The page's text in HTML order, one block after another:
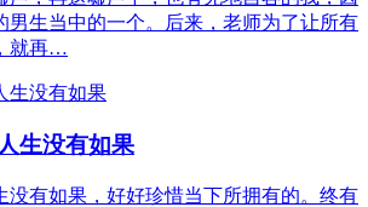
男生当中的一个。后来，老师为了让所有
就再…
生没有如果
没有如果，好好珍惜当下所拥有的。终有